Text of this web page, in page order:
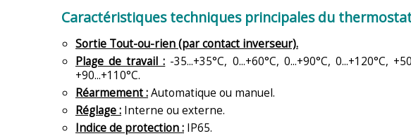
Caractéristiques techniques principales du
Sortie Tout-ou-rien (par contact inverseur).
Plage de travail : -35...+35°C, 0...+60°C, 0...+90°C, 0...+120°C,
+90...+110°C.
Réarmement :Automatique ou manuel.
Réglage : Interne ou externe.
Indice de protection : IP65.